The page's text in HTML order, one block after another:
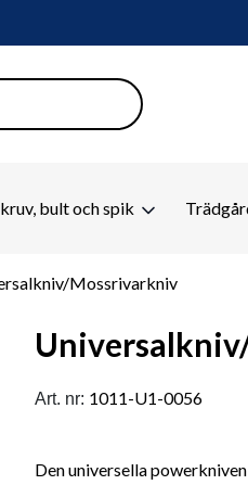
bult och spik
Mossrivarkniv
Art. nr: 1011-U1-0056
Den universella